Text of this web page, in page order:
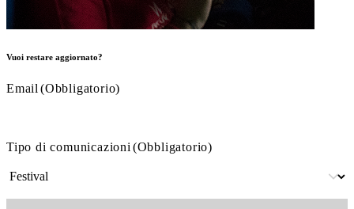
Vuoi restare aggiornato?
Email (Obbligatorio)
Tipo di comunicazioni (Obbligatorio)